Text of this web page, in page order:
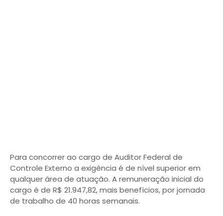
Para concorrer ao cargo de Auditor Federal de
Controle Externo a exigência é de nível superior em
qualquer área de atuação. A remuneração inicial do
cargo é de R$ 21.947,82, mais benefícios, por jornada
de trabalho de 40 horas semanais.